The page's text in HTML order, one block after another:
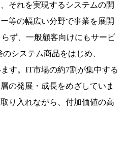
それを実現するシステムの開
等の幅広い分野で事業を展開
ず、一般顧客向けにもサービ
システム商品をはじめ、
す。IT市場の約7割が集中する
の発展・成長をめざしていま
り入れながら、付加価値の高